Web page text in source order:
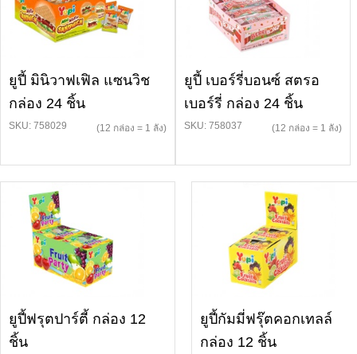
ยูปี้ มินิวาฟเฟิล แซนวิช
กล่อง 24 ชิ้น
SKU: 758029 (12 กล่อง = 1 ลัง)
ยูปี้ เบอร์รี่บอนซ์ สตรอ
เบอร์รี่ กล่อง 24 ชิ้น
SKU: 758037 (12 กล่อง = 1 ลัง)
ยูปี้ฟรุตปาร์ตี้ กล่อง 12
ชิ้น
ยูปี้กัมมี่ฟรุ๊ตคอกเทลล์
กล่อง 12 ชิ้น